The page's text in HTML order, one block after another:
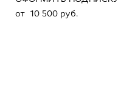
от 10 500 pуб.